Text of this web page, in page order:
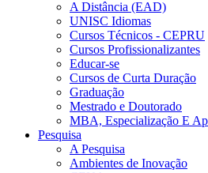
A Distância (EAD)
UNISC Idiomas
Cursos Técnicos - CEPRU
Cursos Profissionalizantes
Educar-se
Cursos de Curta Duração
Graduação
Mestrado e Doutorado
MBA, Especialização E
Pesquisa
A Pesquisa
Ambientes de Inovação